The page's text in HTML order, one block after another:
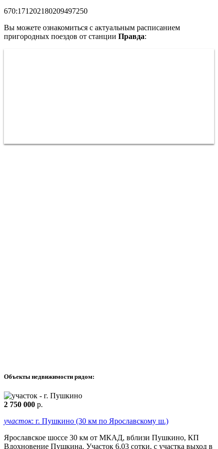
670:171202180209497250
Вы можете ознакомиться с актуальным расписанием
пригородных поездов от станции Правда:
Объекты недвижимости рядом:
2 750 000 р.
участок: г. Пушкино (30 км по Ярославскому ш.)
Ярославское шоссе 30 км от МКАД, вблизи Пушкино, КП
Вдохновение Пушкина. Участок 6.03 сотки, с участка выход в